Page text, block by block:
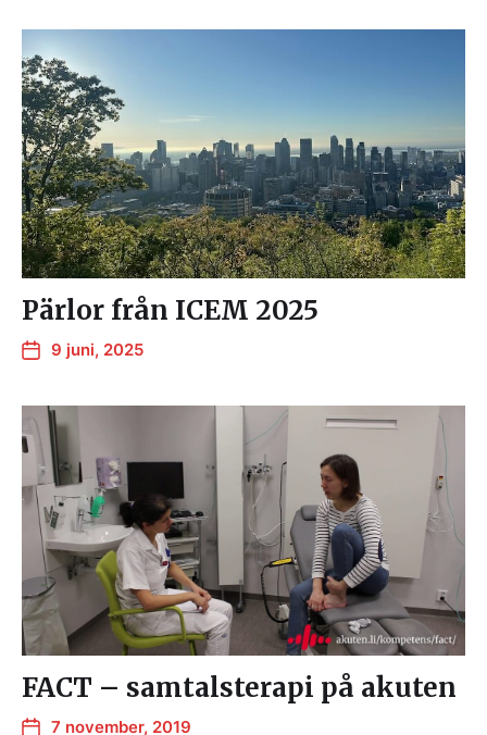
Pärlor från ICEM 2025
9 juni, 2025
FACT – samtalsterapi på akuten
7 november, 2019